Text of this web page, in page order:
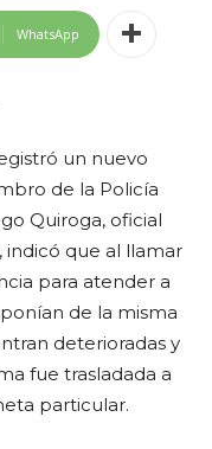
WhatsApp
un nuevo
de la Policía
Quiroga, oficial
indicó que al llamar
para atender a
de la misma
deterioradas y
fue trasladada a
particular.